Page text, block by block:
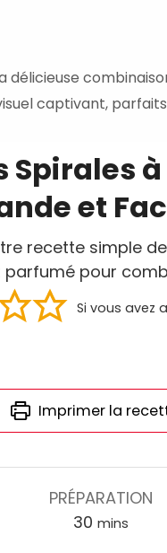
délicieuse
captivant,
Spirales
et
recette simple
pour
Si vous avez
Imprimer la
PRÉPARATION
30 mins